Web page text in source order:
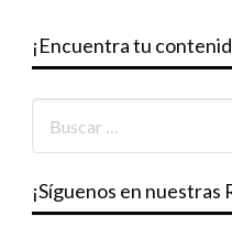
¡Encuentra tu
¡Síguenos en nuestras